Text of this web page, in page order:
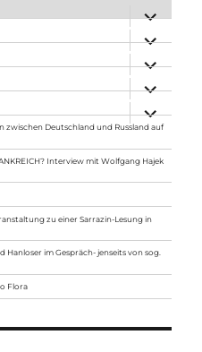
anzeigen
anzeigen
anzeigen
anzeigen
anzeigen
zwischen Deutschland und Russland auf
Interview mit Wolfgang Hajek
zu einer Sarrazin-Lesung in
Hanloser im Gespräch- jenseits von sog.
Flora